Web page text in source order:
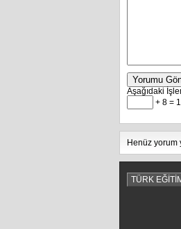
Yorumu
Aşağıdaki
+ 8 =
Henüz yorum
TÜRK